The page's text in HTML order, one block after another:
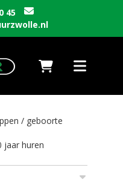
45
Naar winkelwagen
Toggle
/ geboorte
jaar huren